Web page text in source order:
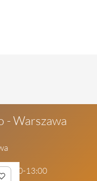
- Warszawa
11:00-13:00